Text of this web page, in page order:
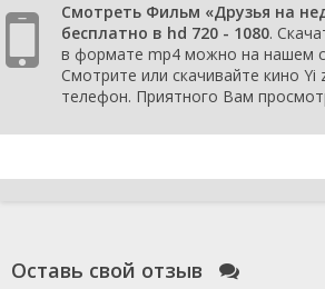
Смотреть Фильм «Друзья на
бесплатно в hd 720 - 1080.
в формате mp4 можно на нашем
Смотрите или скачивайте кино Yi
телефон. Приятного Вам
Оставь свой отзыв